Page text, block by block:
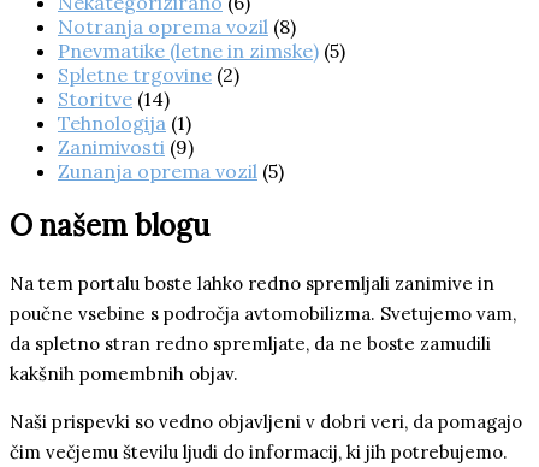
Notranja oprema vozil (8)
Pnevmatike (letne in zimske) (5)
Spletne trgovine (2)
Storitve (14)
Tehnologija (1)
Zanimivosti (9)
Zunanja oprema vozil (5)
O našem blogu
Na tem portalu boste lahko redno spremljali zanimive in
poučne vsebine s področja avtomobilizma. Svetujemo vam,
da spletno stran redno spremljate, da ne boste zamudili
kakšnih pomembnih objav.
Naši prispevki so vedno objavljeni v dobri veri, da pomagajo
čim večjemu številu ljudi do informacij, ki jih potrebujemo.